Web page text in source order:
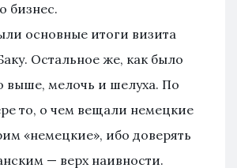
бизнес.
основные итоги визита
Остальное же, как было
выше, мелочь и шелуха. По
то, о чем вещали немецкие
«немецкие», ибо доверять
— верх наивности.